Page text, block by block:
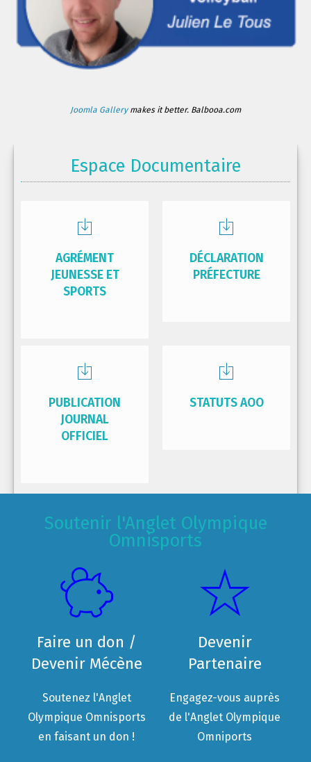
Joomla Gallerymakes it better. Balbooa.com
Espace Documentaire
AGRÉMENT
JEUNESSE ET
SPORTS
DÉCLARATION
PRÉFECTURE
PUBLICATION
JOURNAL
OFFICIEL
STATUTS AOO
Soutenir l'Anglet Olympique
Omnisports
Faire un don /
Devenir Mécène
Soutenez l'Anglet
Olympique Omnisports
en faisant un don !
Devenir
Partenaire
Engagez-vous auprès
de l'Anglet Olympique
Omniports